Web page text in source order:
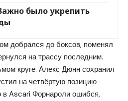
было укрепить
добрался до боксов, поменял
на трассу последним.
круге. Алекс Дюнн сохранил
на четвёртую позицию
Ascari Форнароли ошибся,